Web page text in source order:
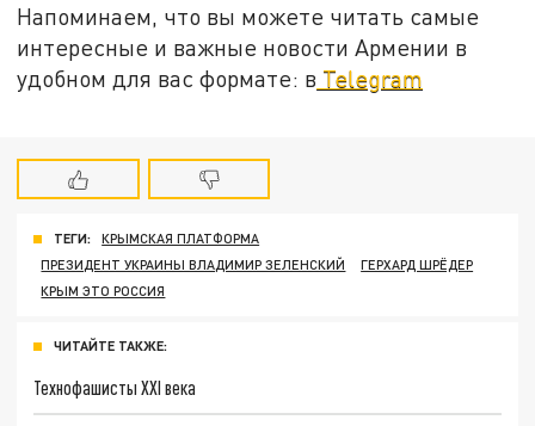
Напоминаем, что вы можете читать самые
интересные и важные новости Армении в
удобном для вас формате: в Telegram
ТЕГИ:
КРЫМСКАЯ ПЛАТФОРМА
ПРЕЗИДЕНТ УКРАИНЫ ВЛАДИМИР ЗЕЛЕНСКИЙ
ГЕРХАРД ШРЁДЕР
КРЫМ ЭТО РОССИЯ
ЧИТАЙТЕ ТАКЖЕ:
Технофашисты XXI века